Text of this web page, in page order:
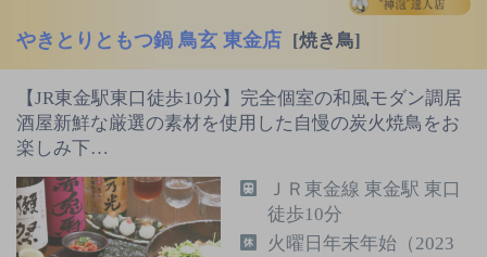
やきとりともつ鍋 鳥玄 東金店 [焼き鳥]
【JR東金駅東口徒歩10分】完全個室の和風モダン調居
酒屋新鮮な厳選の素材を使用した自慢の炭火焼鳥をお
楽しみ下…
ＪＲ東金線 東金駅 東口
徒歩10分
火曜日年末年始（2023